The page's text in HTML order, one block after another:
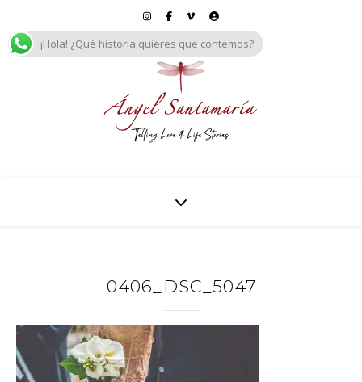
0406_DSC_5047
¡Hola! ¿Qué historia quieres que contemos?